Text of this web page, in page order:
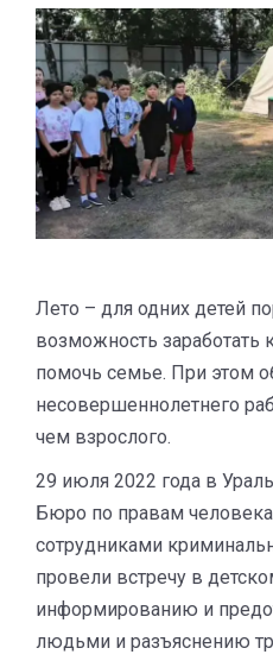
Лето – для одних детей
возможность заработать
помочь семье. При этом
несовершеннолетнего
чем взрослого.
29 июля 2022 года в
Бюро по правам
сотрудниками
провели встречу в
информированию и
людьми и разъяснению